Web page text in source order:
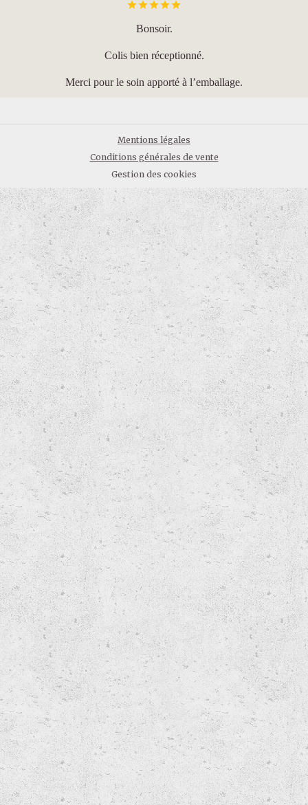
Bonsoir.
Colis bien réceptionné.
Merci pour le soin apporté à l’emballage.
Mentions légales
Conditions générales de vente
Gestion des cookies